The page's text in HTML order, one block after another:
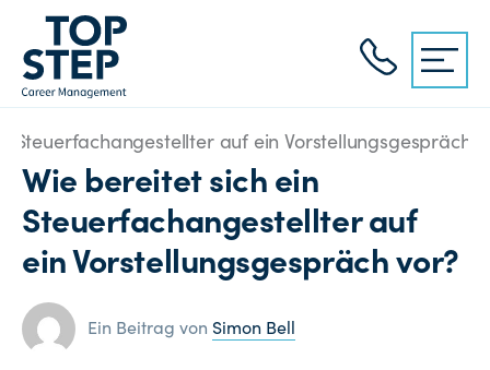
Steuerfachangestellter auf ein Vorstellungsgespräch
Wie bereitet sich ein
Steuerfachangestellter auf
ein Vorstellungsgespräch vor?
Ein Beitrag von Simon Bell